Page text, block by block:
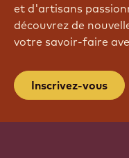
et d'artisans
découvrez de
votre savoir-faire
Inscrivez-vous